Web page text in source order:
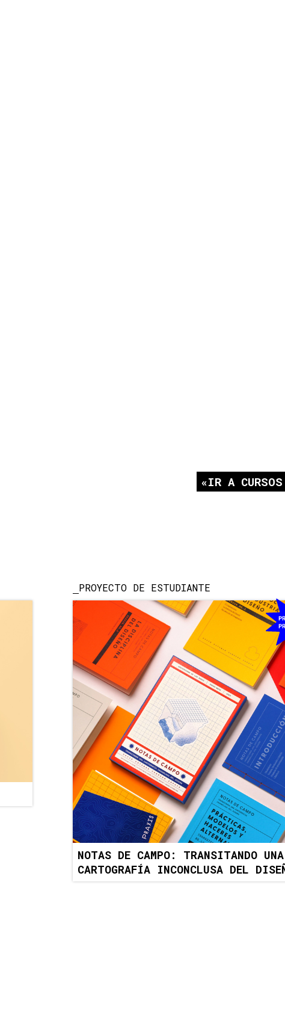
IR A
PROYECTO DE ESTUDIANTE
NOTAS DE CAMPO: TRANSITANDO UNA
CARTOGRAFÍA INCONCLUSA DEL